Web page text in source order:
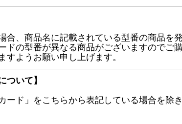
合、商品名に記載されている型番の商品を
ドの型番が異なる商品がございますのでご
ようお願い申し上げます。
ついて】
ード」をこちらから表記している場合を除